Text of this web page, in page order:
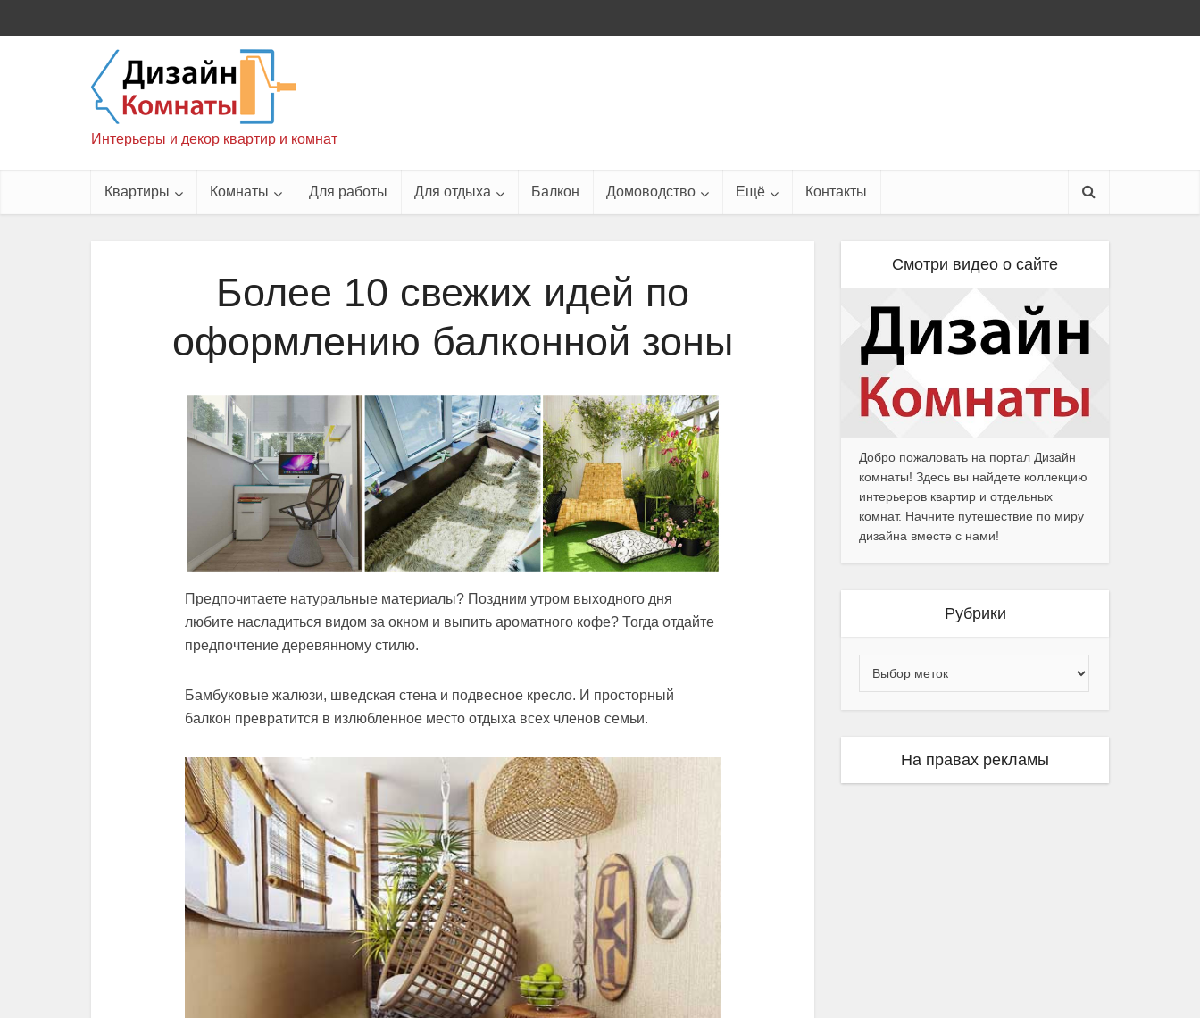
Интерьеры и декор квартир и комнат
Квартиры Комнаты Для работы Для отдыха Балкон Домоводство Ещё Контакты
Более 10 свежих идей по
оформлению балконной зоны
Предпочитаете натуральные материалы? Поздним утром выходного дня
любите насладиться видом за окном и выпить ароматного кофе? Тогда отдайте
предпочтение деревянному стилю.
Бамбуковые жалюзи, шведская стена и подвесное кресло. И просторный
балкон превратится в излюбленное место отдыха всех членов семьи.
Смотри видео о сайте
Добро пожаловать на портал Дизайн
комнаты! Здесь вы найдете коллекцию
интерьеров квартир и отдельных
комнат. Начните путешествие по миру
дизайна вместе с нами!
Рубрики
На правах рекламы